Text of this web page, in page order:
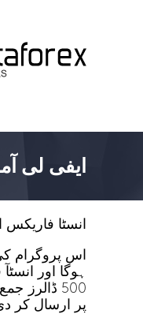
ایفی لی آمدن 500
انسٹا فاریکس اپنے پارٹنرز
ہوگا اور
500
پر ارسال کر